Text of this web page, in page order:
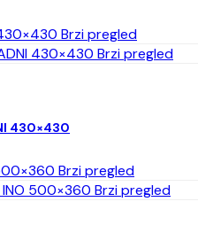
Brzi pregled
Brzi pregled
430×430
Brzi pregled
Brzi pregled